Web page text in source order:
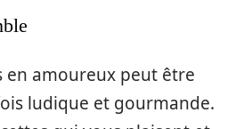
en amoureux peut être
ludique et gourmande.